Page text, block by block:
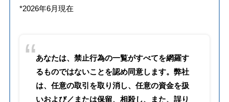
*2026年6月現在
あなたは、禁止行為の一覧がすべてを網羅す
るものではないことを認め同意します。弊社
は、任意の取引を取り消し、任意の資金を扱
いおよび／または保留、相殺し、また、誤り